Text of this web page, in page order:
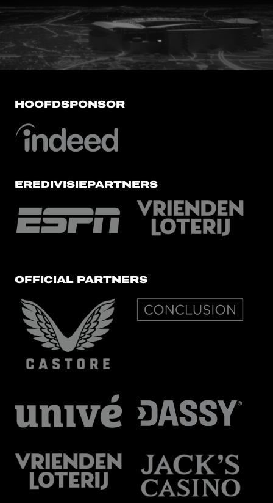
FC Utrecht<br>vanuit<br>het
HOOFDSPONSOR
EREDIVISIEPARTNERS
OFFICIAL PARTNERS